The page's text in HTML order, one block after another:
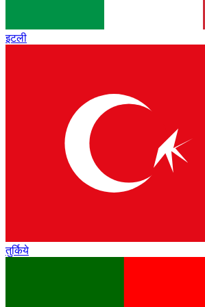
इटली
तुर्किये